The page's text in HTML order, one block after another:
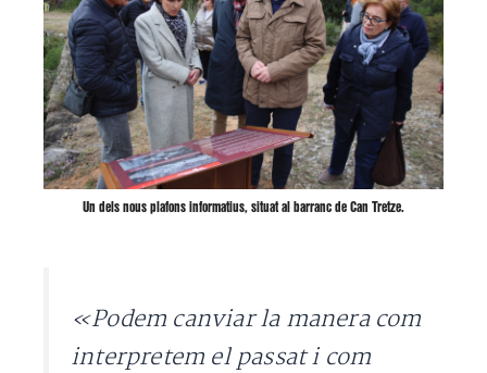
Un dels nous plafons informatius, situat al barranc de Can Tretze.
«Podem canviar la manera com
interpretem el passat i com